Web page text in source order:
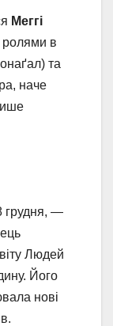
Меггі
ролями в
та
наче
грудня, —
Людей
Його
нові